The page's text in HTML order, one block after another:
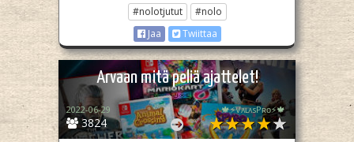
#nolotjutut
#nolo
Jaa
Twiittaa
Arvaan mitä peliä ajattelet!
3824
2022-06-29 🍁⚡️VᴀʟᴀsPʀᴏ⚡️🍁